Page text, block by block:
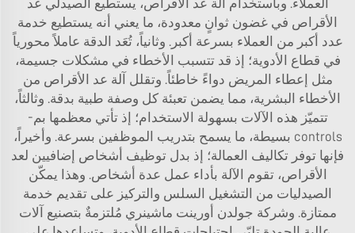
العملاء. وباستخدام آلة عد الأقراص، يستطيع الصيدلي عد
الأقراص في غضون ثوانٍ معدودة، ما يعني أنه يستطيع خدمة
عدد أكبر من العملاء بسرعة أكبر. وثانياً، تُعَد الدقة عاملاً محورياً
في قطاع الأدوية؛ إذ قد تتسبب الأخطاء في مشكلات جسيمة،
مثل إعطاء المريض دواءً خاطئاً. وتقلل آلة عد الأقراص من
الأخطاء البشرية، مما يضمن تعبئة كل وصفة طبية بدقة. وثالثاً،
تتميّز هذه الآلات بسهولة الاستخدام؛ إذ تأتي معظمها بم-
controls بسيطة، ما يسمح بتدريب الموظفين بسرعة. وأخيراً،
فإنها توفر تكاليف العمالة؛ إذ بدل توظيف أشخاص إضافيين لعد
الأقراص، تقوم الآلة بأداء عمل عدة أشخاص. وهذا يمكّن
الصيدليات من التشغيل السلس والتركيز على تقديم خدمة
ممتازة. وشركة جولدن أورينت ماشينري مُلتزمةٌ بتصنيع آلات